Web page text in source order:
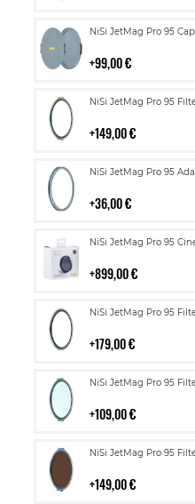
NiSi JetMag Pro 95
99,00 €
Lisää
NiSi JetMag Pro 95
149,00 €
Lisää
NiSi JetMag Pro 95
36,00 €
Lisää
NiSi JetMag Pro 95
899,00 €
Lisää
NiSi JetMag Pro 95
179,00 €
Lisää
NiSi JetMag Pro 95
109,00 €
Lisää
NiSi JetMag Pro 95
149,00 €
Lisää